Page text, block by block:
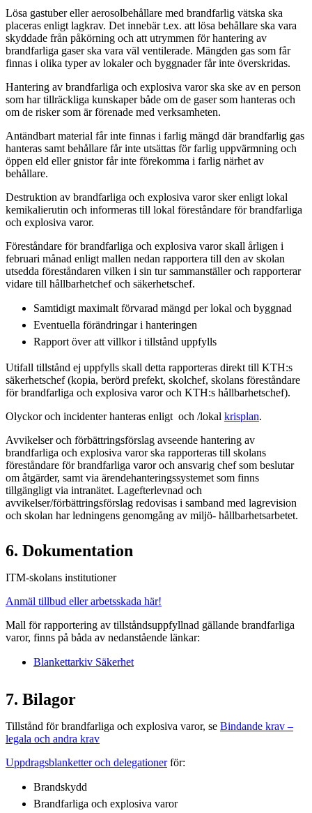
Lösa gastuber eller aerosolbehållare med brandfarlig vätska ska
placeras enligt lagkrav. Det innebär t.ex. att lösa behållare ska vara
skyddade från påkörning och att utrymmen för hantering av
brandfarliga gaser ska vara väl ventilerade. Mängden gas som får
finnas i olika typer av lokaler och byggnader får inte överskridas.
Hantering av brandfarliga och explosiva varor ska ske av en person
som har tillräckliga kunskaper både om de gaser som hanteras och
om de risker som är förenade med verksamheten.
Antändbart material får inte finnas i farlig mängd där brandfarlig gas
hanteras samt behållare får inte utsättas för farlig uppvärmning och
öppen eld eller gnistor får inte förekomma i farlig närhet av
behållare.
Destruktion av brandfarliga och explosiva varor sker enligt lokal
kemikalierutin och informeras till lokal föreståndare för brandfarliga
och explosiva varor.
Föreståndare för brandfarliga och explosiva varor skall årligen i
februari månad enligt mallen nedan rapportera till den av skolan
utsedda föreståndaren vilken i sin tur sammanställer och rapporterar
vidare till hållbarhetchef och säkerhetschef.
Samtidigt maximalt förvarad mängd per lokal och byggnad
Eventuella förändringar i hanteringen
Rapport över att villkor i tillstånd uppfylls
Utifall tillstånd ej uppfylls skall detta rapporteras direkt till KTH:s
säkerhetschef (kopia, berörd prefekt, skolchef, skolans föreståndare
för brandfarliga och explosiva varor och KTH:s hållbarhetschef).
Olyckor och incidenter hanteras enligt och /lokal krisplan.
Avvikelser och förbättringsförslag avseende hantering av
brandfarliga och explosiva varor ska rapporteras till skolans
föreståndare för brandfarliga varor och ansvarig chef som beslutar
om åtgärder, samt via ärendehanteringssystemet som finns
tillgängligt via intranätet. Lagefterlevnad och
avvikelser/förbättringsförslag redovisas i samband med lagrevision
och skolan har ledningens genomgång av miljö- hållbarhetsarbetet.
6. Dokumentation
ITM-skolans institutioner
Anmäl tillbud eller arbetsskada här!
Mall för rapportering av tillståndsuppfyllnad gällande brandfarliga
varor, finns på båda av nedanstående länkar:
Blankettarkiv Säkerhet
7. Bilagor
Tillstånd för brandfarliga och explosiva varor, se Bindande krav –
legala och andra krav
Uppdragsblanketter och delegationerför:
Brandskydd
Brandfarliga och explosiva varor